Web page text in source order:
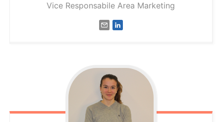
Vice Responsabile Area Marketing